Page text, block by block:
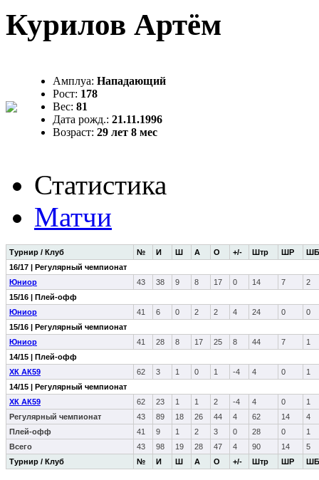
Курилов Артём
Амплуа: Нападающий
Рост: 178
Вес: 81
Дата рожд.: 21.11.1996
Возраст: 29 лет 8 мес
Статистика
Матчи
Турнир / Клуб № И Ш А О +/- Штр ШР ШБ
Турнир / Клуб № И Ш А О +/- Штр ШР ШБ
16/17 | Регулярный чемпионат
Юниор
43 38 9 8 17 0 14 7
2
15/16 | Плей-офф
Юниор
41 6 0 2 2 4 24 0
0
15/16 | Регулярный чемпионат
Юниор
41 28 8 17 25 8 44 7
1
14/15 | Плей-офф
ХК АК59
62 3 1 0 1 -4 4 0
1
14/15 | Регулярный чемпионат
ХК АК59
62 23 1 1 2 -4 4 0
1
Регулярный чемпионат
43 89 18 26 44 4 62 14
4
Плей-офф
41 9 1 2 3 0 28 0
1
Всего
43 98 19 28 47 4 90 14 5